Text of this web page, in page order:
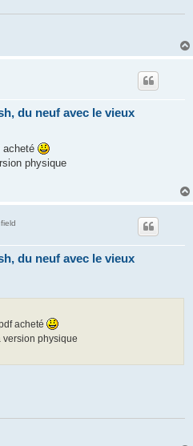
du neuf avec le vieux
acheté
physique
du neuf avec le vieux
acheté
version physique